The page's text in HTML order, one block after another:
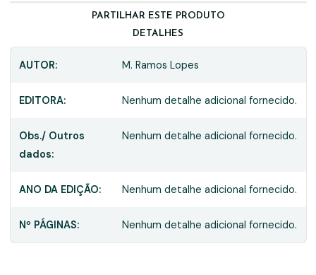
PARTILHAR ESTE PRODUTO
DETALHES
AUTOR: M. Ramos Lopes
EDITORA: Nenhum detalhe adicional fornecido.
Obs./ Outros
dados:
Nenhum detalhe adicional fornecido.
ANO DA EDIÇÃO: Nenhum detalhe adicional fornecido.
Nº PÁGINAS: Nenhum detalhe adicional fornecido.